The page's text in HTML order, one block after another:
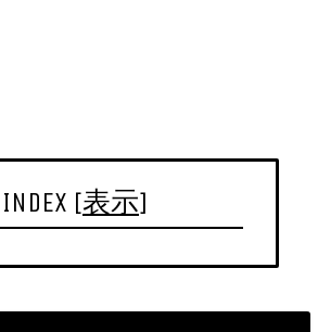
INDEX [表示]